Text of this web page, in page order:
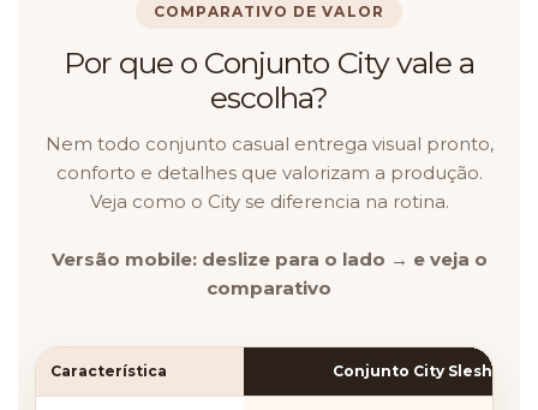
COMPARATIVO DE VALOR
Por que o Conjunto City vale a
escolha?
Nem todo conjunto casual entrega visual pronto,
conforto e detalhes que valorizam a produção.
Veja como o City se diferencia na rotina.
Versão mobile: deslize para o lado → e veja o
comparativo
Característica Conjunto City Sleshe ✓